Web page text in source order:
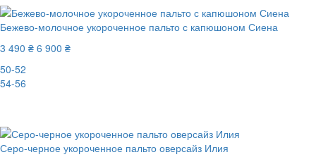
Бежево-молочное укороченное пальто с капюшоном Сиена
3 490 ₴ 6 900 ₴
50-52
54-56
Серо-черное укороченное пальто оверсайз Илия